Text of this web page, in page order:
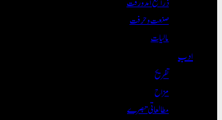
صنعت و حرفت
مالیات
ادب
تفریح
مزاح
مطالعاتی تبصرے